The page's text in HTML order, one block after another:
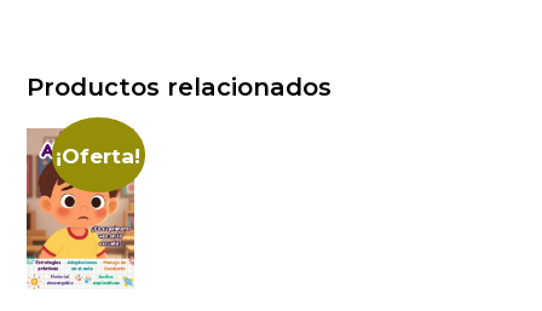
Productos relacionados
¡Oferta!